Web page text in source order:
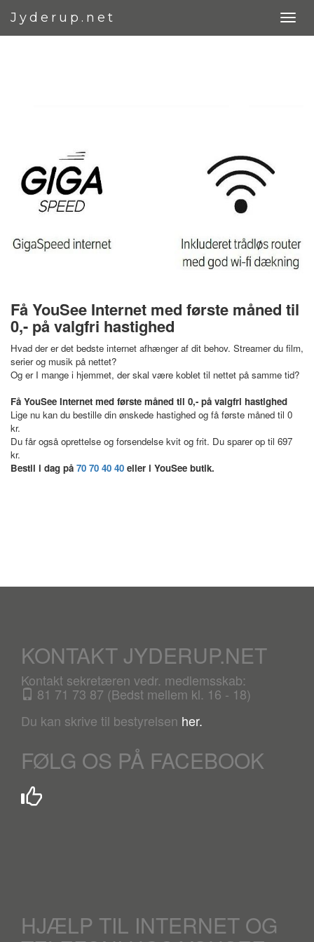
Jyderup.net
Få YouSee Internet med første måned til
0,- på valgfri hastighed
Hvad der er det bedste internet afhænger af dit behov. Streamer du film,
serier og musik på nettet?
Og er I mange i hjemmet, der skal være koblet til nettet på samme tid?
Få YouSee Internet med første måned til 0,- på valgfri hastighed
Lige nu kan du bestille din ønskede hastighed og få første måned til 0
kr.
Du får også oprettelse og forsendelse kvit og frit. Du sparer op til 697
kr.
Bestil i dag på 70 70 40 40 eller i YouSee butik.
KONTAKT JYDERUP.NET
Kontakt sekretæren vedr. medlemsskab:
81 71 73 87 (Bedst mellem kl. 16 - 18)
Du kan skrive til bestyrelsen her.
FØLG OS PÅ FACEBOOK
HJÆLP TIL INTERNET OG